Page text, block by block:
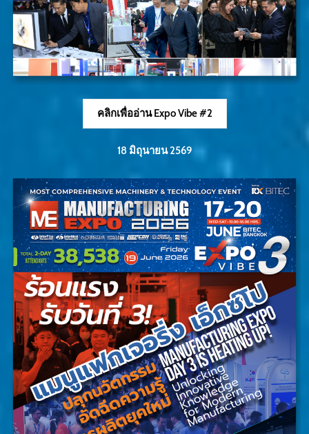
คลิกเพื่ออ่าน Expo Vibe #2
18 มิถุนายน 2569